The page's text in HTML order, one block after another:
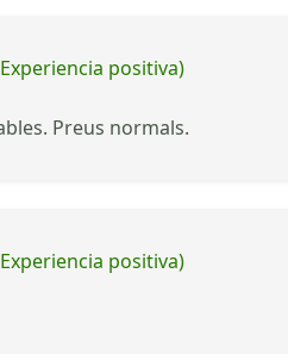
positiva)
Preus normals.
positiva)